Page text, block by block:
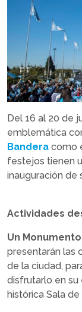
Del 16 al 20 de
emblemática
Bandera como
festejos tienen
inauguración de
Actividades
Un
presentarán las
de la ciudad,
disfrutarlo en su
histórica Sala